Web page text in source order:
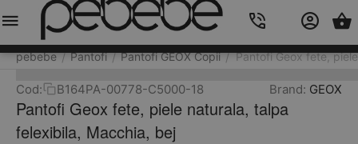
pebebe / Pantofi / Pantofi GEOX Copii / Pantofi Geox fete,
Cod: B164PA-00778-C5000-18 Brand: GEOX
Pantofi Geox fete, piele naturala, talpa
felexibila, Macchia, bej
Meniu Caută Cos